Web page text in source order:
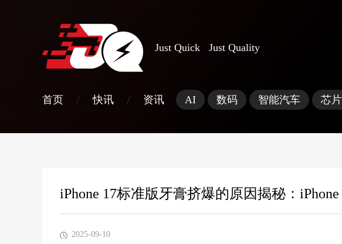
Just Quick Just Quality
首页 / 快讯 / 资讯 AI 数码 智能汽车 芯片
iPhone 17标准版牙膏挤爆的原因揭秘：
2025-09-10